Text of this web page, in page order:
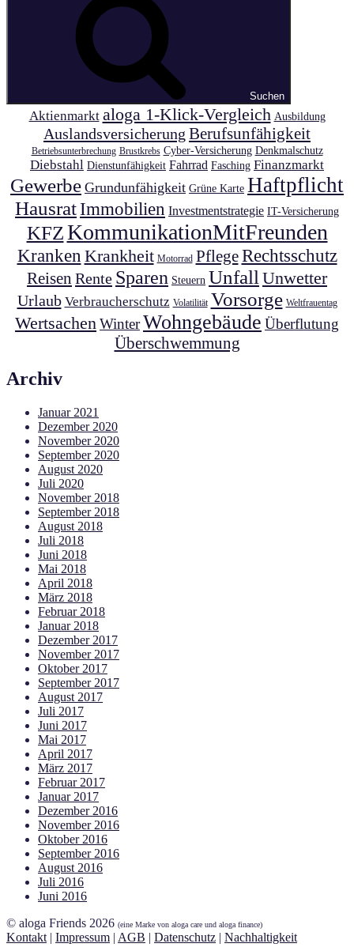
Suchen
Aktienmarkt aloga 1-Klick-Vergleich Ausbildung
Auslandsversicherung Berufsunfähigkeit
Betriebsunterbrechung Brustkrebs Cyber-Versicherung Denkmalschutz
Diebstahl Dienstunfähigkeit Fahrrad Fasching Finanzmarkt
Gewerbe Grundunfähigkeit Grüne Karte Haftpflicht
HausratImmobilien Investmentstrategie IT-Versicherung
KFZKommunikationMitFreunden
Kranken Krankheit Motorrad Pflege Rechtsschutz
Reisen Rente Sparen Steuern Unfall Unwetter
Urlaub Verbraucherschutz Volatilität Vorsorge Weltfrauentag
WertsachenWinterWohngebäude Überflutung
Überschwemmung
Archiv
Januar 2021
Dezember 2020
November 2020
September 2020
August 2020
Juli 2020
November 2018
September 2018
August 2018
Juli 2018
Juni 2018
Mai 2018
April 2018
März 2018
Februar 2018
Januar 2018
Dezember 2017
November 2017
Oktober 2017
September 2017
August 2017
Juli 2017
Juni 2017
Mai 2017
April 2017
März 2017
Februar 2017
Januar 2017
Dezember 2016
November 2016
Oktober 2016
September 2016
August 2016
Juli 2016
Juni 2016
© aloga Friends 2026 (eine Marke von aloga care und aloga finance)
Kontakt | Impressum | AGB | Datenschutz | Nachhaltigkeit